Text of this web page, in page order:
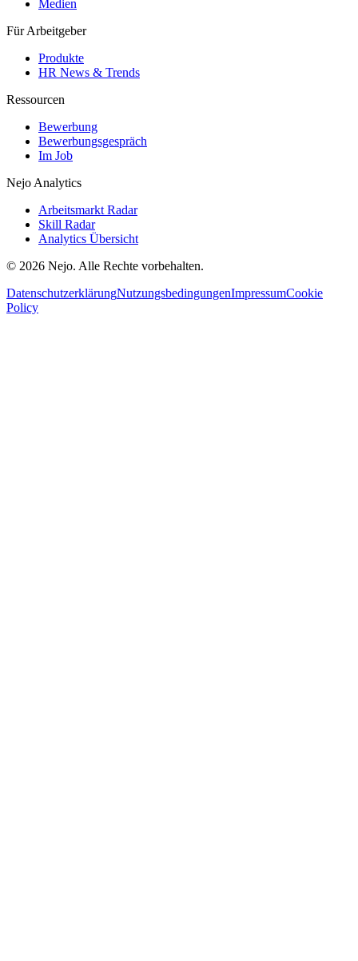
Medien
Für Arbeitgeber
Produkte
HR News & Trends
Ressourcen
Bewerbung
Bewerbungsgespräch
Im Job
Nejo Analytics
Arbeitsmarkt Radar
Skill Radar
Analytics Übersicht
© 2026 Nejo. Alle Rechte vorbehalten.
DatenschutzerklärungNutzungsbedingungenImpressumCookie
Policy